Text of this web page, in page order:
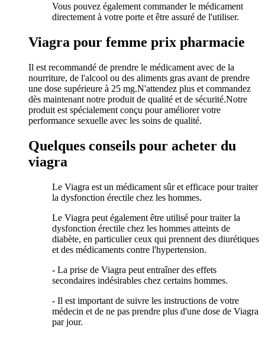
Vous pouvez également commander le médicament
directement à votre porte et être assuré de l'utiliser.
Viagra pour femme prix pharmacie
Il est recommandé de prendre le médicament avec de la
nourriture, de l'alcool ou des aliments gras avant de prendre
une dose supérieure à 25 mg.N'attendez plus et commandez
dès maintenant notre produit de qualité et de sécurité.Notre
produit est spécialement conçu pour améliorer votre
performance sexuelle avec les soins de qualité.
Quelques conseils pour acheter du
viagra
Le Viagra est un médicament sûr et efficace pour traiter
la dysfonction érectile chez les hommes.
Le Viagra peut également être utilisé pour traiter la
dysfonction érectile chez les hommes atteints de
diabète, en particulier ceux qui prennent des diurétiques
et des médicaments contre l'hypertension.
- La prise de Viagra peut entraîner des effets
secondaires indésirables chez certains hommes.
- Il est important de suivre les instructions de votre
médecin et de ne pas prendre plus d'une dose de Viagra
par jour.